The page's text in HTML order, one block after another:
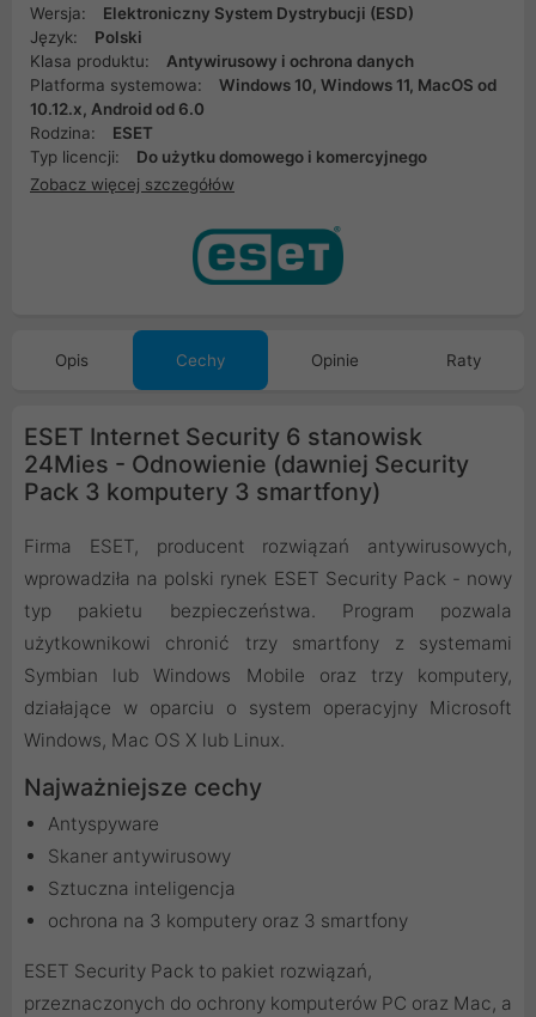
Wersja:
Elektroniczny System Dystrybucji (ESD)
Język:
Polski
Klasa produktu:
Antywirusowy i ochrona danych
Platforma systemowa:
Windows 10, Windows 11, MacOS od
10.12.x, Android od 6.0
Rodzina:
ESET
Typ licencji:
Do użytku domowego i komercyjnego
Zobacz więcej szczegółów
Opis Cechy Opinie Raty
ESET Internet Security 6 stanowisk
24Mies - Odnowienie (dawniej Security
Pack 3 komputery 3 smartfony)
Firma ESET, producent rozwiązań antywirusowych,
wprowadziła na polski rynek ESET Security Pack - nowy
typ pakietu bezpieczeństwa. Program pozwala
użytkownikowi chronić trzy smartfony z systemami
Symbian lub Windows Mobile oraz trzy komputery,
działające w oparciu o system operacyjny Microsoft
Windows, Mac OS X lub Linux.
Najważniejsze cechy
Antyspyware
Skaner antywirusowy
Sztuczna inteligencja
ochrona na 3 komputery oraz 3 smartfony
ESET Security Pack to pakiet rozwiązań,
przeznaczonych do ochrony komputerów PC oraz Mac, a